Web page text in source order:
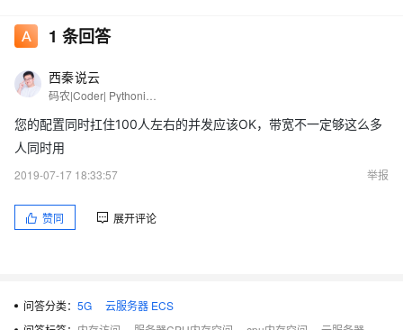
1 条回答
西秦说云
您的配置同时扛住100人左右的并发应该OK，带宽不一定够这么多
人同时用
2019-07-17 18:33:57
举报
赞同 展开评论
问答分类： 5G
云服务器 ECS